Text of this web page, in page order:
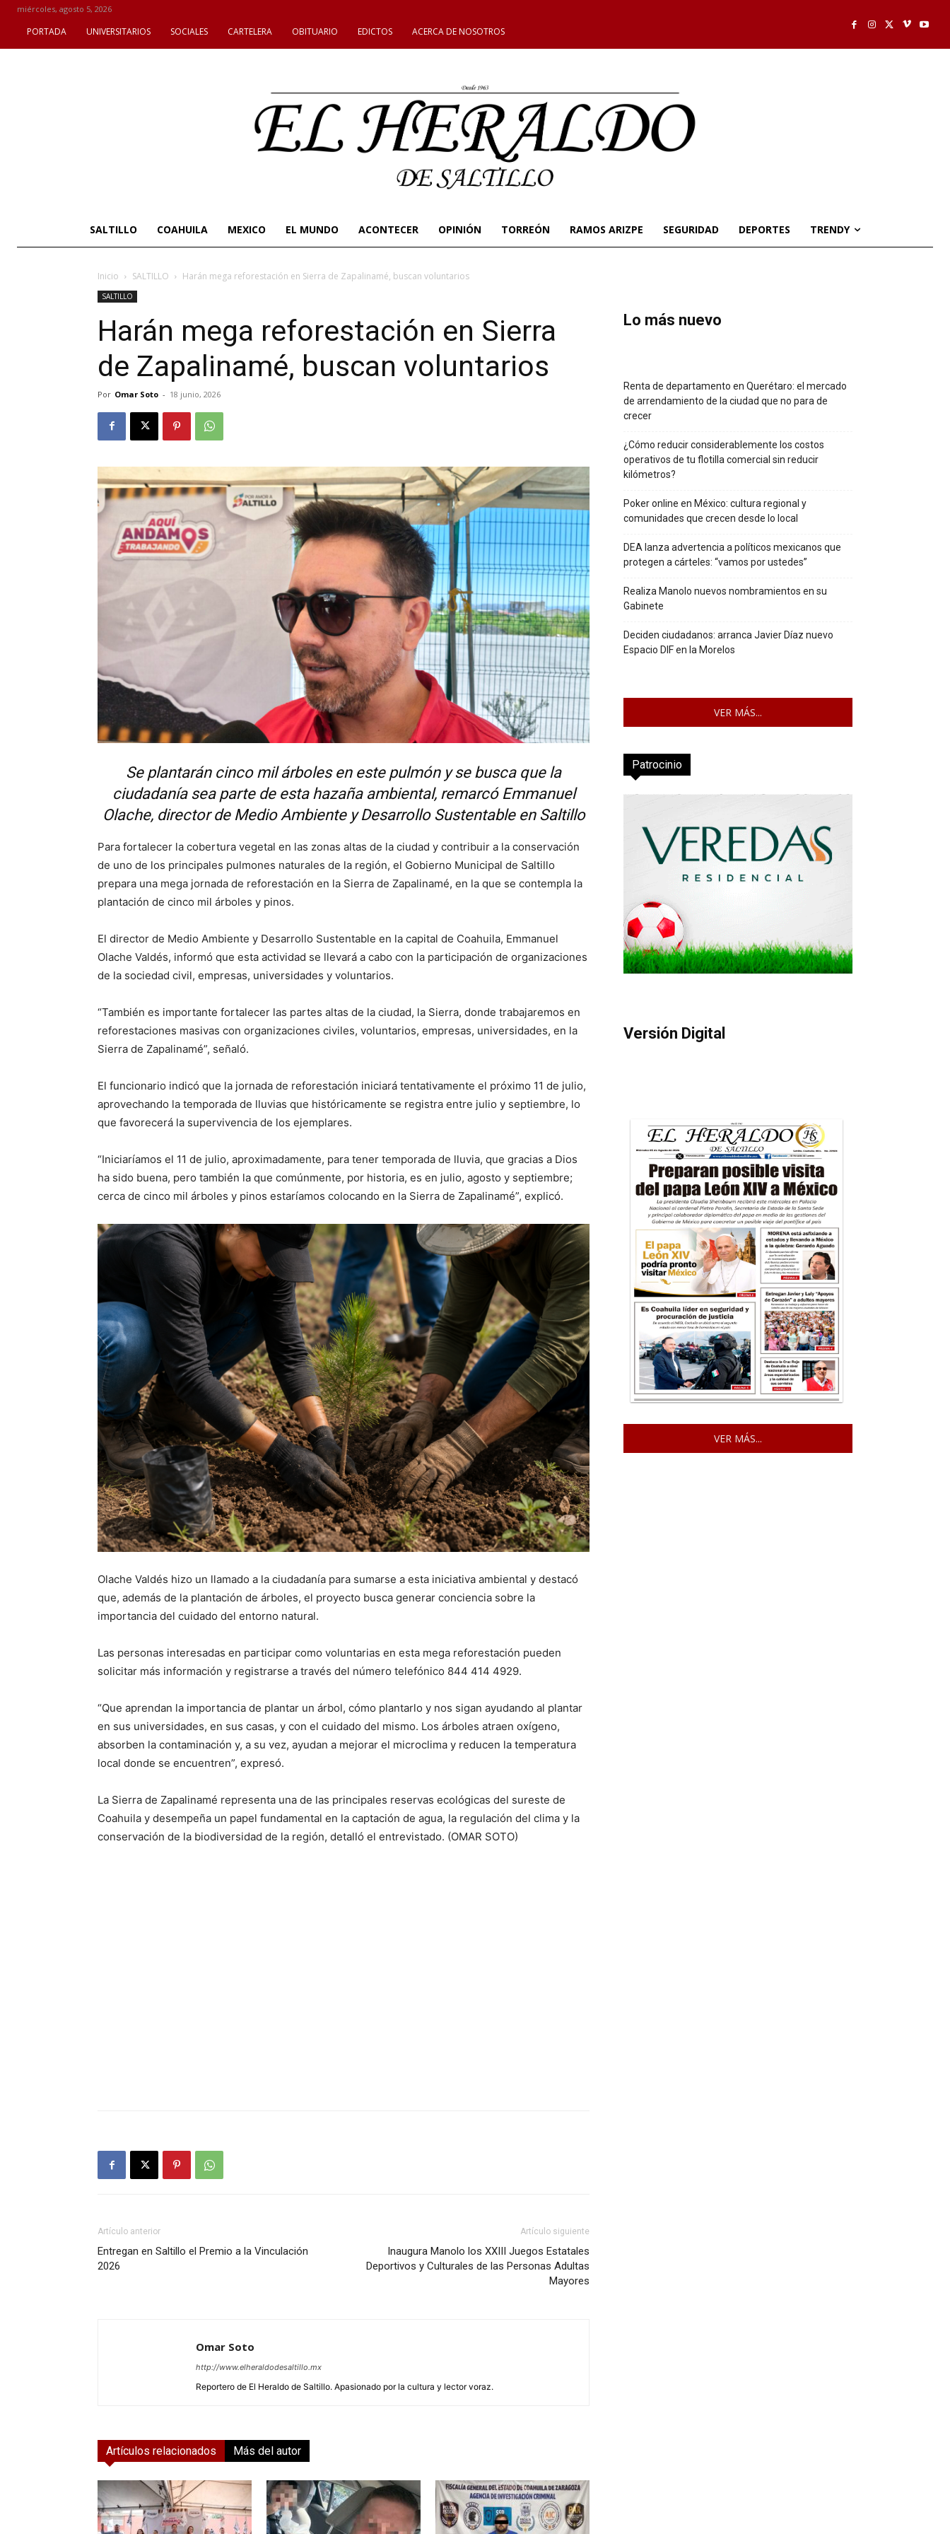
miércoles, agosto 5, 2026
PORTADA UNIVERSITARIOS SOCIALES CARTELERA OBITUARIO EDICTOS ACERCA DE NOSOTROS
SALTILLO COAHUILA MEXICO EL MUNDO ACONTECER OPINIÓN TORREÓN RAMOS ARIZPE SEGURIDAD DEPORTES TRENDY
Inicio SALTILLO Harán mega reforestación en Sierra de Zapalinamé, buscan voluntarios
SALTILLO
Harán mega reforestación en Sierra
de Zapalinamé, buscan voluntarios
Por Omar Soto - 18 junio, 2026
Se plantarán cinco mil árboles en este pulmón y se busca que la
ciudadanía sea parte de esta hazaña ambiental, remarcó Emmanuel
Olache, director de Medio Ambiente y Desarrollo Sustentable en Saltillo
Para fortalecer la cobertura vegetal en las zonas altas de la ciudad y contribuir a la conservación
de uno de los principales pulmones naturales de la región, el Gobierno Municipal de Saltillo
prepara una mega jornada de reforestación en la Sierra de Zapalinamé, en la que se contempla la
plantación de cinco mil árboles y pinos.
El director de Medio Ambiente y Desarrollo Sustentable en la capital de Coahuila, Emmanuel
Olache Valdés, informó que esta actividad se llevará a cabo con la participación de organizaciones
de la sociedad civil, empresas, universidades y voluntarios.
“También es importante fortalecer las partes altas de la ciudad, la Sierra, donde trabajaremos en
reforestaciones masivas con organizaciones civiles, voluntarios, empresas, universidades, en la
Sierra de Zapalinamé”, señaló.
El funcionario indicó que la jornada de reforestación iniciará tentativamente el próximo 11 de julio,
aprovechando la temporada de lluvias que históricamente se registra entre julio y septiembre, lo
que favorecerá la supervivencia de los ejemplares.
“Iniciaríamos el 11 de julio, aproximadamente, para tener temporada de lluvia, que gracias a Dios
ha sido buena, pero también la que comúnmente, por historia, es en julio, agosto y septiembre;
cerca de cinco mil árboles y pinos estaríamos colocando en la Sierra de Zapalinamé”, explicó.
Olache Valdés hizo un llamado a la ciudadanía para sumarse a esta iniciativa ambiental y destacó
que, además de la plantación de árboles, el proyecto busca generar conciencia sobre la
importancia del cuidado del entorno natural.
Las personas interesadas en participar como voluntarias en esta mega reforestación pueden
solicitar más información y registrarse a través del número telefónico 844 414 4929.
“Que aprendan la importancia de plantar un árbol, cómo plantarlo y nos sigan ayudando al plantar
en sus universidades, en sus casas, y con el cuidado del mismo. Los árboles atraen oxígeno,
absorben la contaminación y, a su vez, ayudan a mejorar el microclima y reducen la temperatura
local donde se encuentren”, expresó.
La Sierra de Zapalinamé representa una de las principales reservas ecológicas del sureste de
Coahuila y desempeña un papel fundamental en la captación de agua, la regulación del clima y la
conservación de la biodiversidad de la región, detalló el entrevistado. (OMAR SOTO)
Artículo anterior
Entregan en Saltillo el Premio a la Vinculación
2026
Artículo siguiente
Inaugura Manolo los XXIII Juegos Estatales
Deportivos y Culturales de las Personas Adultas
Mayores
Omar Soto
http://www.elheraldodesaltillo.mx
Reportero de El Heraldo de Saltillo. Apasionado por la cultura y lector voraz.
Artículos relacionados Más del autor
Lo más nuevo
Renta de departamento en Querétaro: el mercado
de arrendamiento de la ciudad que no para de
crecer
¿Cómo reducir considerablemente los costos
operativos de tu flotilla comercial sin reducir
kilómetros?
Poker online en México: cultura regional y
comunidades que crecen desde lo local
DEA lanza advertencia a políticos mexicanos que
protegen a cárteles: “vamos por ustedes”
Realiza Manolo nuevos nombramientos en su
Gabinete
Deciden ciudadanos: arranca Javier Díaz nuevo
Espacio DIF en la Morelos
VER MÁS...
Patrocinio
Versión Digital
VER MÁS...